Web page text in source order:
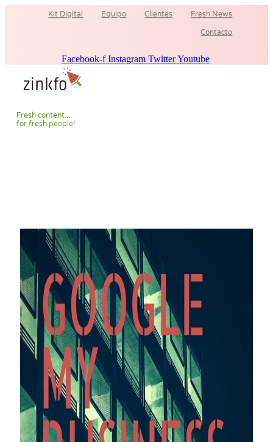
Kit Digital Equipo Clientes Fresh News
Contacto
Facebook-f Instagram TwitterYoutube
Fresh content...
for fresh people!